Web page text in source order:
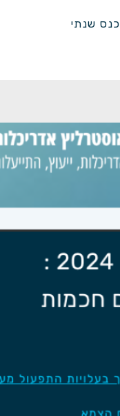
כנס שנתי